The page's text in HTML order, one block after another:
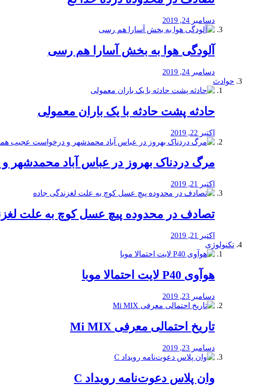
دسامبر 24, 2019
آلودگی هوا به بخش آسارا هم رسی
دسامبر 24, 2019
حوادث
️حادثه پشت حادثه با یک باران معمولی
اکتبر 22, 2019
مرگ دردناک بهروز در عباس آباد
اکتبر 21, 2019
تصادف در محدوده پیچ عسل کوچ به علت
اکتبر 21, 2019
تکنولوژی
هوآوی P40 لایت احتمالا موبا
دسامبر 23, 2019
تاریخ احتمالی معرفی Mi MIX
دسامبر 23, 2019
وان پلاس دعوت‌نامه رویداد C